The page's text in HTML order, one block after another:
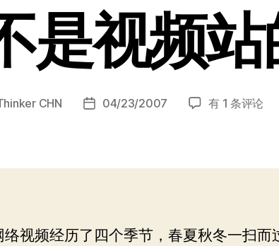
是视频
CHN
发 04/23/2007
新
是
的
有 1 条评论
络视频经历了四个季节，春夏秋冬一扫而